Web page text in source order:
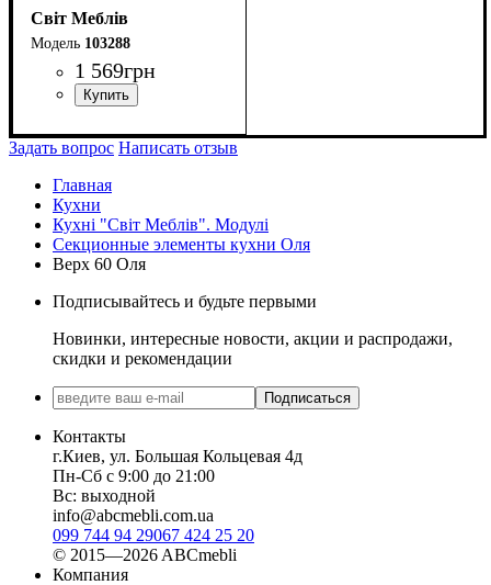
Світ Меблів
103288
1 569грн
Задать вопрос Написать отзыв
Главная
Кухни
Кухні "Світ Меблів". Модулі
Секционные элементы кухни Оля
Верх 60 Оля
Подписывайтесь и будьте первыми
Новинки, интересные новости, акции и распродажи,
скидки и рекомендации
Подписаться
Контакты
г.Киев, ул. Большая Кольцевая 4д
Пн-Сб с 9:00 до 21:00
Вс: выходной
info@abcmebli.com.ua
099 744 94 29067 424 25 20
© 2015—2026 ABCmebli
Компания